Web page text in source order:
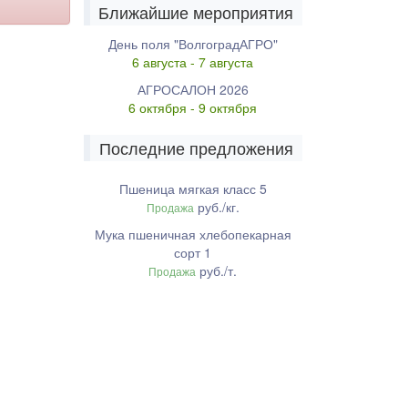
Ближайшие мероприятия
День поля "ВолгоградАГРО"
6 августа - 7 августа
АГРОСАЛОН 2026
6 октября - 9 октября
Последние предложения
Пшеница мягкая класс 5
Продажаруб./кг.
Мука пшеничная хлебопекарная
сорт 1
Продажа руб./т.